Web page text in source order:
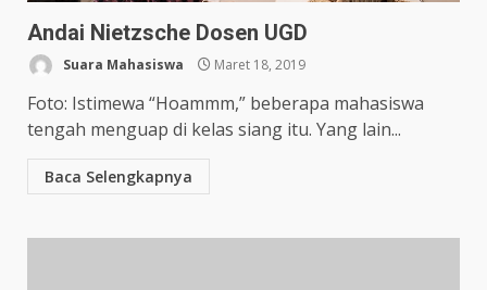
Andai Nietzsche Dosen UGD
Suara Mahasiswa Maret 18, 2019
Foto: Istimewa “Hoammm,” beberapa mahasiswa
tengah menguap di kelas siang itu. Yang lain...
Baca Selengkapnya